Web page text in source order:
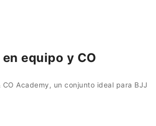
equipo y CO
Academy, un conjunto ideal para BJJ